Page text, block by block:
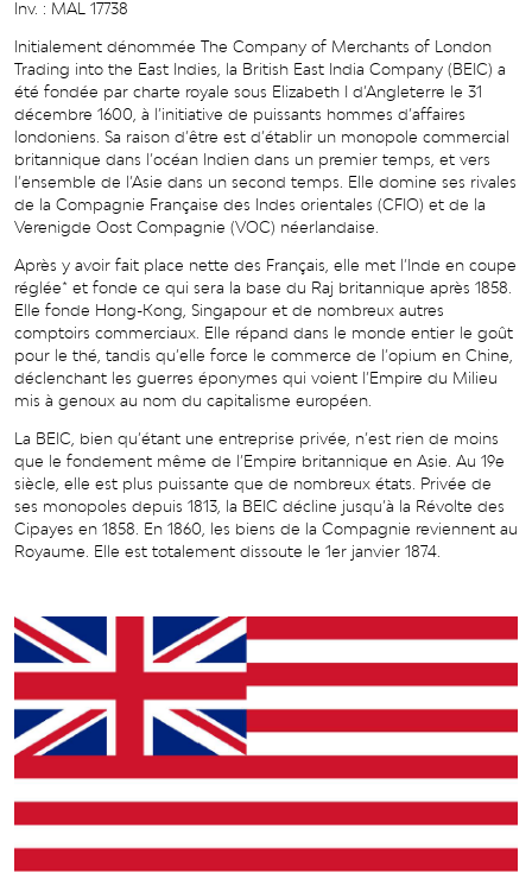
Inv. : MAL 17738
Initialement dénommée The Company of Merchants of London
Trading into the East Indies, la British East India Company (BEIC) a
été fondée par charte royale sous Elizabeth I d’Angleterre le 31
décembre 1600, à l’initiative de puissants hommes d’affaires
londoniens. Sa raison d’être est d’établir un monopole commercial
britannique dans l’océan Indien dans un premier temps, et vers
l’ensemble de l’Asie dans un second temps. Elle domine ses rivales
de la Compagnie Française des Indes orientales (CFIO) et de la
Verenigde Oost Compagnie (VOC) néerlandaise.
Après y avoir fait place nette des Français, elle met l’Inde en coupe
réglée* et fonde ce qui sera la base du Raj britannique après 1858.
Elle fonde Hong-Kong, Singapour et de nombreux autres
comptoirs commerciaux. Elle répand dans le monde entier le goût
pour le thé, tandis qu’elle force le commerce de l’opium en Chine,
déclenchant les guerres éponymes qui voient l’Empire du Milieu
mis à genoux au nom du capitalisme européen.
La BEIC, bien qu’étant une entreprise privée, n’est rien de moins
que le fondement même de l’Empire britannique en Asie. Au 19e
siècle, elle est plus puissante que de nombreux états. Privée de
ses monopoles depuis 1813, la BEIC décline jusqu’à la Révolte des
Cipayes en 1858. En 1860, les biens de la Compagnie reviennent au
Royaume. Elle est totalement dissoute le 1er janvier 1874.